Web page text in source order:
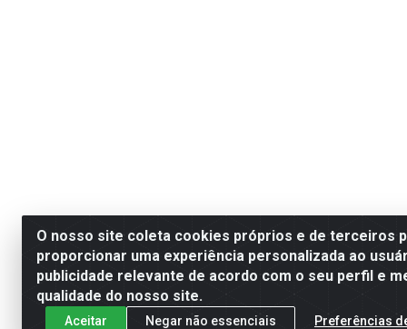
O nosso site coleta cookies próprios e de terceiros
proporcionar uma experiência personalizada ao
publicidade relevante de acordo com o seu perfil e
qualidade do nosso site.
Aceitar Negar não essenciais Preferências